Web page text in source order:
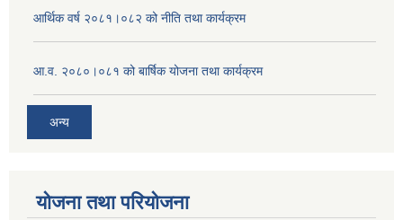
आर्थिक वर्ष २०८१।०८२ को नीति तथा कार्यक्रम
आ.व. २०८०।०८१ को बार्षिक योजना तथा कार्यक्रम
अन्य
योजना तथा परियोजना